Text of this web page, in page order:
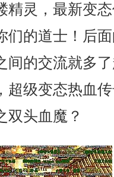
精灵，最新变
们的道士！后
间的交流就多
超级变态热血
双头血魔？